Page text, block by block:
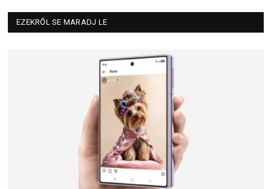
EZEKRŐL SE MARADJ LE